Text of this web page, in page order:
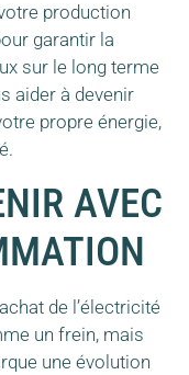
production
garantir la
sur le long terme
aider à devenir
propre énergie,
AVEC
de l’électricité
un frein, mais
une évolution